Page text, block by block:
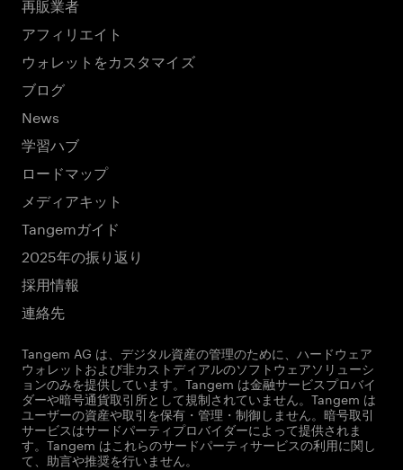
アフィリエイト
ウォレットをカスタマイズ
ブログ
News
学習ハブ
ロードマップ
メディアキット
Tangemガイド
2025年の振り返り
採用情報
連絡先
Tangem AG は、デジタル資産の管理のために、ハードウェア
ウォレットおよび非カストディアルのソフトウェアソリューシ
ョンのみを提供しています。Tangem は金融サービスプロバイ
ダーや暗号通貨取引所として規制されていません。Tangem は
ユーザーの資産や取引を保有・管理・制御しません。暗号取引
サービスはサードパーティプロバイダーによって提供されま
す。Tangem はこれらのサードパーティサービスの利用に関し
て、助言や推奨を行いません。